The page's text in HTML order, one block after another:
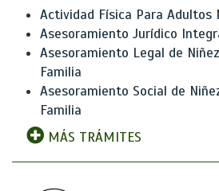
Actividad Física Para Adultos
Asesoramiento Jurídico
Asesoramiento Legal de
Familia
Asesoramiento Social de
Familia
MÁS TRÁMITES